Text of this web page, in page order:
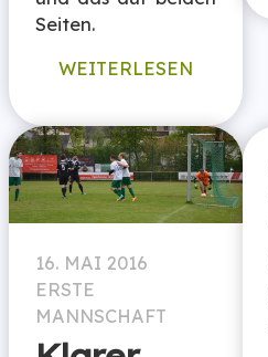
Seiten.
WEITERLESEN
16. MAI 2016
ERSTE
MANNSCHAFT